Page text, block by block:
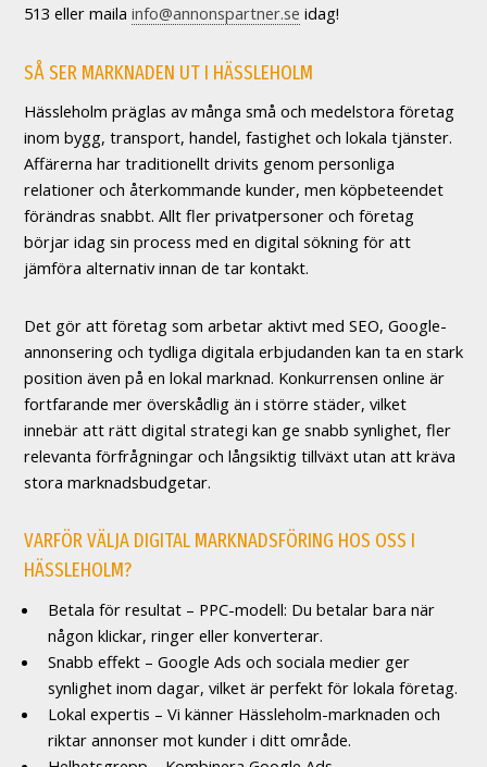
513 eller maila info@annonspartner.se idag!
SÅ SER MARKNADEN UT I HÄSSLEHOLM
Hässleholm präglas av många små och medelstora företag
inom bygg, transport, handel, fastighet och lokala tjänster.
Affärerna har traditionellt drivits genom personliga
relationer och återkommande kunder, men köpbeteendet
förändras snabbt. Allt fler privatpersoner och företag
börjar idag sin process med en digital sökning för att
jämföra alternativ innan de tar kontakt.
Det gör att företag som arbetar aktivt med SEO, Google-
annonsering och tydliga digitala erbjudanden kan ta en stark
position även på en lokal marknad. Konkurrensen online är
fortfarande mer överskådlig än i större städer, vilket
innebär att rätt digital strategi kan ge snabb synlighet, fler
relevanta förfrågningar och långsiktig tillväxt utan att kräva
stora marknadsbudgetar.
VARFÖR VÄLJA DIGITAL MARKNADSFÖRING HOS OSS I
HÄSSLEHOLM?
Betala för resultat – PPC-modell: Du betalar bara när
någon klickar, ringer eller konverterar.
Snabb effekt – Google Ads och sociala medier ger
synlighet inom dagar, vilket är perfekt för lokala företag.
Lokal expertis – Vi känner Hässleholm-marknaden och
riktar annonser mot kunder i ditt område.